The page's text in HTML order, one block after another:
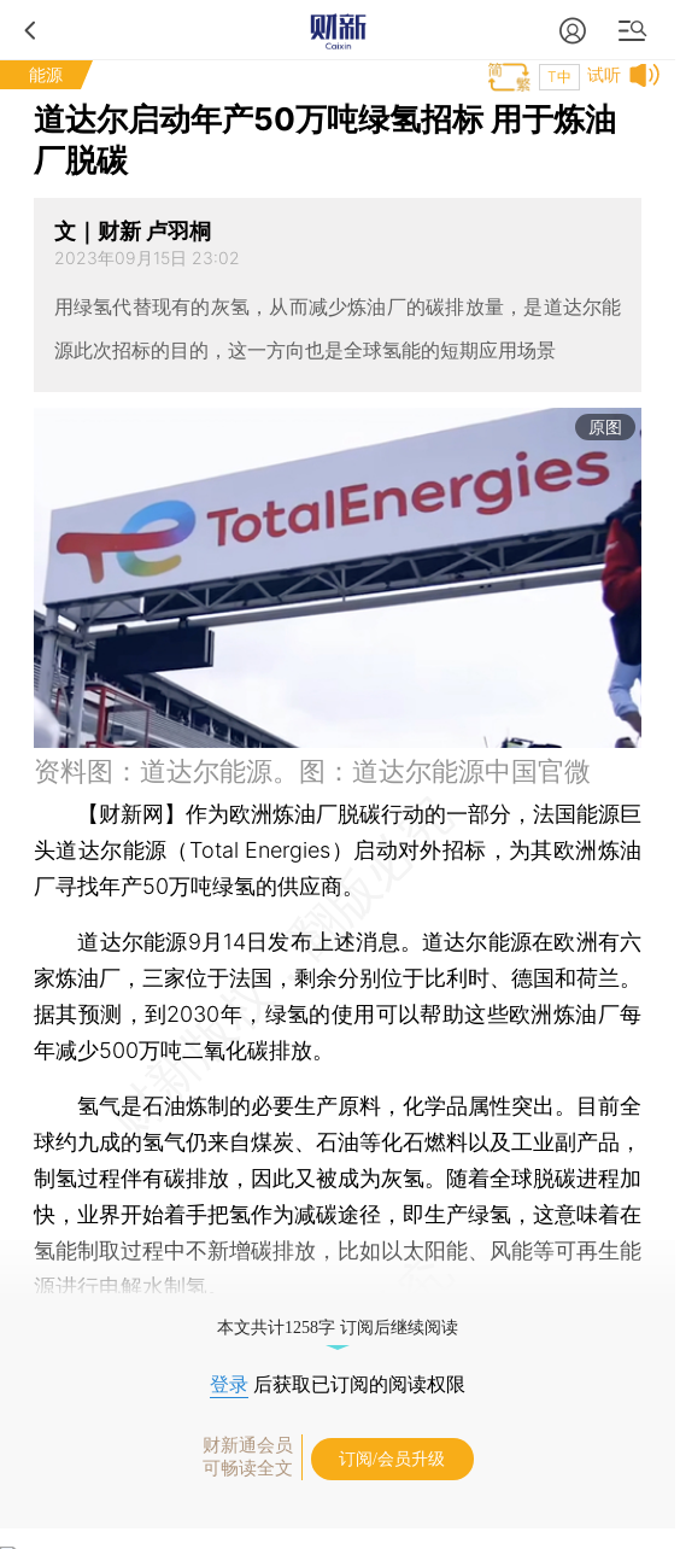
能源 试听
T中
道达尔启动年产50万吨绿氢招标 用于炼油
厂脱碳
文｜财新 卢羽桐
2023年09月15日 23:02
用绿氢代替现有的灰氢，从而减少炼油厂的碳排放量，是道达尔能
源此次招标的目的，这一方向也是全球氢能的短期应用场景
原图
资料图：道达尔能源。图：道达尔能源中国官微
【财新网】 作为欧洲炼油厂脱碳行动的一部分，法国能源巨
头道达尔能源（Total Energies）启动对外招标，为其欧洲炼油
厂寻找年产50万吨绿氢的供应商。
道达尔能源9月14日发布上述消息。道达尔能源在欧洲有六
家炼油厂，三家位于法国，剩余分别位于比利时、德国和荷兰。
据其预测，到2030年，绿氢的使用可以帮助这些欧洲炼油厂每
年减少500万吨二氧化碳排放。
氢气是石油炼制的必要生产原料，化学品属性突出。目前全
球约九成的氢气仍来自煤炭、石油等化石燃料以及工业副产品，
制氢过程伴有碳排放，因此又被成为灰氢。随着全球脱碳进程加
快，业界开始着手把氢作为减碳途径，即生产绿氢，这意味着在
氢能制取过程中不新增碳排放，比如以太阳能、风能等可再生能
源进行电解水制氢。
本文共计1258字 订阅后继续阅读
登录 后获取已订阅的阅读权限
财新通会员
可畅读全文
订阅/会员升级